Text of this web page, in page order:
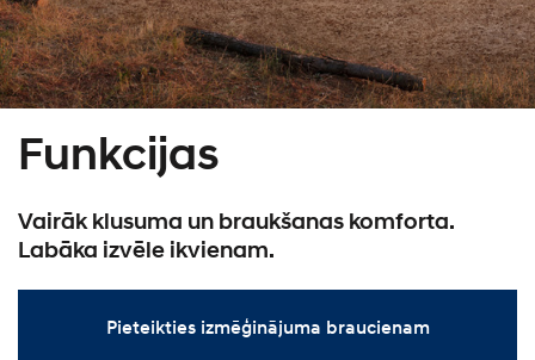
Funkcijas
Vairāk klusuma un braukšanas komforta.
Labāka izvēle ikvienam.
Pieteikties izmēģinājuma braucienam